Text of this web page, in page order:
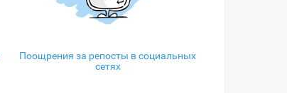
Поощрения за репосты в социальных
сетях